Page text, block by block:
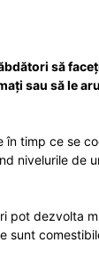
să
sau să le
timp ce se
nivelurile
pot dezvolta
sunt